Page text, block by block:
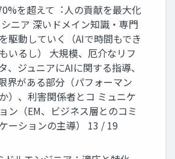
を超えて︓⼈の貢献を最⼤化
ニア 深いドメイン知識・専門
駆動していく（AIで時間もでき
いるし） 大規模、厄介なリフ
、ジュニアにAIに関する指導、
界がある部分（パフォーマン
）、利害関係者とコ ミュニケ
ン（EM、ビジネス層とのコミ
ーションの主導） 13 / 19